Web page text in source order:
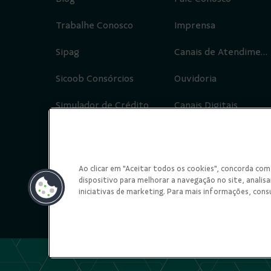
Ao clicar em "Aceitar todos os cookies", concorda
dispositivo para melhorar a navegação no site,
iniciativas de marketing. Para mais informações,